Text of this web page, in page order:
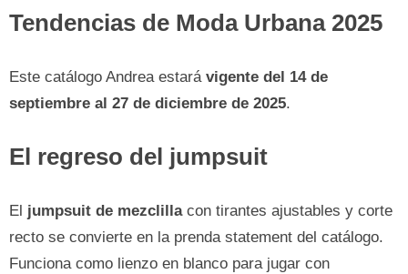
Tendencias de Moda Urbana 2025
Este catálogo Andrea estará vigente del 14 de
septiembre al 27 de diciembre de 2025.
El regreso del jumpsuit
El jumpsuit de mezclillacon tirantes ajustables y corte
recto se convierte en la prenda statement del catálogo.
Funciona como lienzo en blanco para jugar con